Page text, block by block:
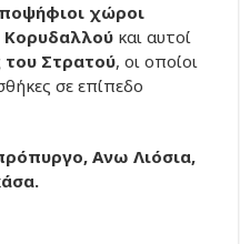
χώροι
Κορυδαλλού και αυτοί
του Στρατού, οι οποίοι
σε επίπεδο
Ανω Λιόσια,